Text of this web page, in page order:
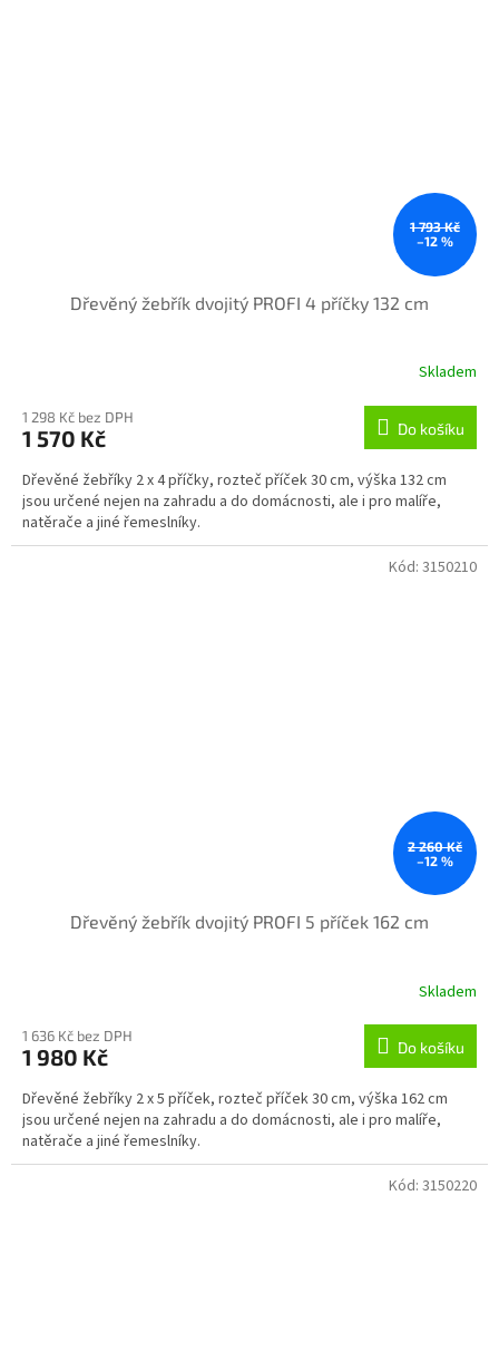
1 793 Kč
–12 %
Dřevěný žebřík dvojitý PROFI 4 příčky 132 cm
Skladem
1 298 Kč bez DPH
1 570 Kč Do košíku
Dřevěné žebříky 2 x 4 příčky, rozteč příček 30 cm, výška 132 cm
jsou určené nejen na zahradu a do domácnosti, ale i pro malíře,
natěrače a jiné řemeslníky.
2 260 Kč
–12 %
Dřevěný žebřík dvojitý PROFI 5 příček 162 cm
Skladem
1 636 Kč bez DPH
1 980 Kč Do košíku
Dřevěné žebříky 2 x 5 příček, rozteč příček 30 cm, výška 162 cm
jsou určené nejen na zahradu a do domácnosti, ale i pro malíře,
natěrače a jiné řemeslníky.
Kód: 3150210
Kód: 3150220